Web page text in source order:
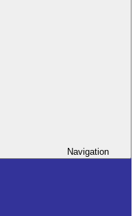
Navigation